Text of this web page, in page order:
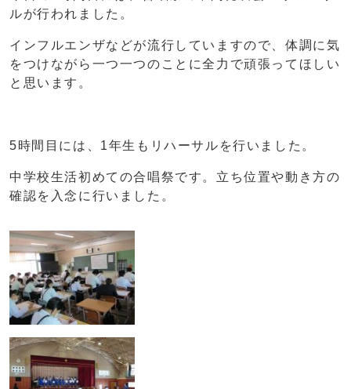
ルが行われました。
インフルエンザなどが流行していますので、体調に気
をつけながら一つ一つのことに全力で頑張ってほしい
と思います。
5時間目には、1年生もリハーサルを行いました。
中学校生活初めての合唱祭です。立ち位置や動き方の
確認を入念に行いました。